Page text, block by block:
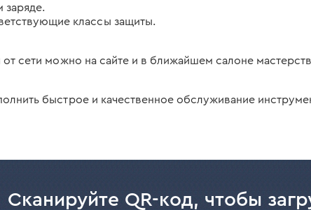
заряде.
классы защиты.
сети можно на сайте и в ближайшем салоне
быстрое и качественное обслуживание
Сканируйте QR-код, чтобы